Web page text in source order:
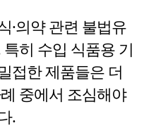
·의약 관련 불법유
히 수입 식품용 기
접한 제품들은 더
중에서 조심해야
.